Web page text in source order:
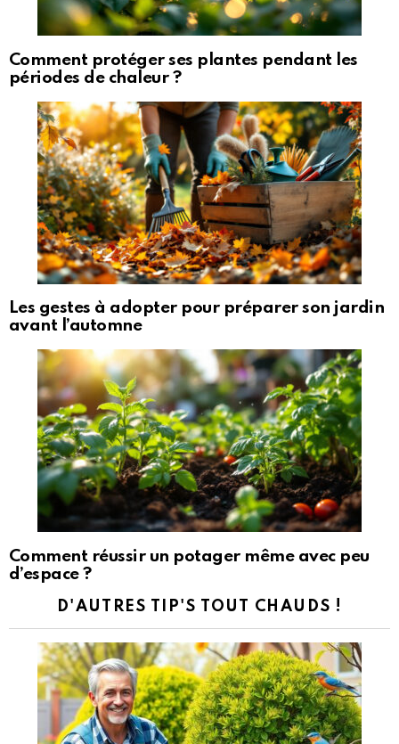
Comment protéger ses plantes pendant les
périodes de chaleur ?
Les gestes à adopter pour préparer son jardin
avant l’automne
Comment réussir un potager même avec peu
d’espace ?
D'AUTRES TIP'S TOUT CHAUDS !